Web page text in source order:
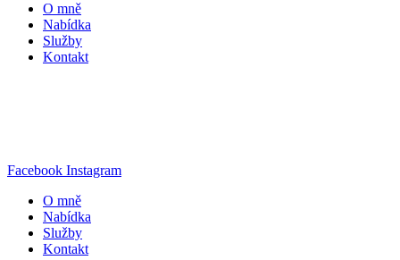
O mně
Nabídka
Služby
Kontakt
Facebook Instagram
O mně
Nabídka
Služby
Kontakt